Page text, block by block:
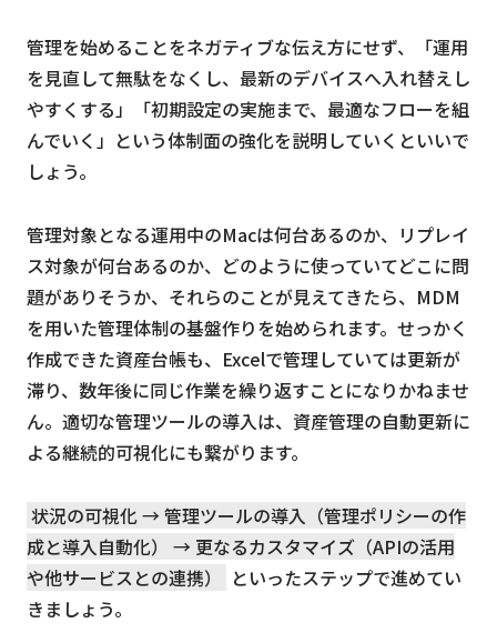
管理を始めることをネガティブな伝え方にせず、「運用
を見直して無駄をなくし、最新のデバイスへ入れ替えし
やすくする」「初期設定の実施まで、最適なフローを組
んでいく」という体制面の強化を説明していくといいで
しょう。
管理対象となる運用中のMacは何台あるのか、リプレイ
ス対象が何台あるのか、どのように使っていてどこに問
題がありそうか、それらのことが見えてきたら、MDM
を用いた管理体制の基盤作りを始められます。せっかく
作成できた資産台帳も、Excelで管理していては更新が
滞り、数年後に同じ作業を繰り返すことになりかねませ
ん。適切な管理ツールの導入は、資産管理の自動更新に
よる継続的可視化にも繋がります。
状況の可視化 → 管理ツールの導入（管理ポリシーの作
成と導入自動化） → 更なるカスタマイズ（APIの活用
や他サービスとの連携）
といったステップで進めてい
きましょう。